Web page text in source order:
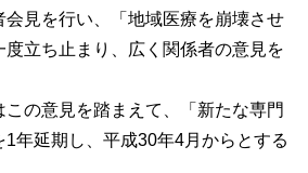
会見を行い、「地域医療を崩壊させ
度立ち止まり、広く関係者の意見を
の意見を踏まえて、「新たな専門
1年延期し、平成30年4月からとする